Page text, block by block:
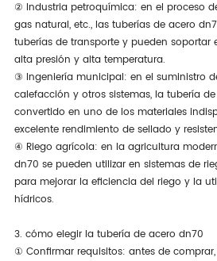
② Industria petroquímica: en el proceso
gas natural, etc., las tuberías de acero
tuberías de transporte y pueden soportar
alta presión y alta temperatura.
③ Ingeniería municipal: en el suministro
calefacción y otros sistemas, la tubería
convertido en uno de los materiales
excelente rendimiento de sellado y
④ Riego agrícola: en la agricultura
dn70 se pueden utilizar en sistemas de
para mejorar la eficiencia del riego y la
hídricos.
3. cómo elegir la tubería de acero dn70
① Confirmar requisitos: antes de